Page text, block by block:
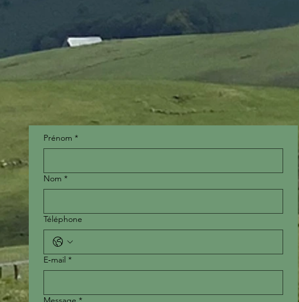
Prénom *
Nom *
Téléphone
E‑mail *